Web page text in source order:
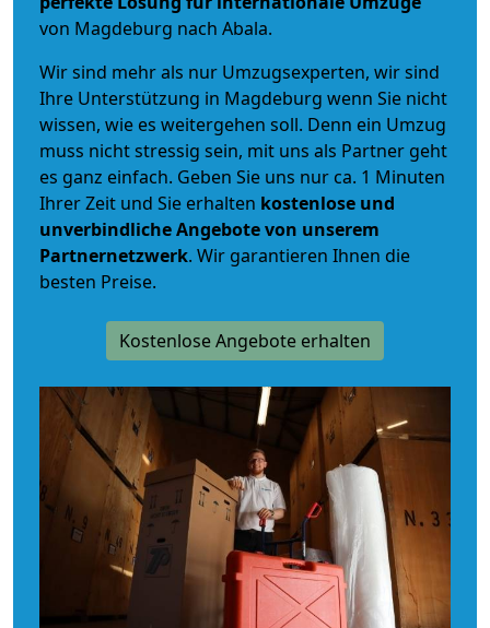
von Magdeburg nach Abala.
Wir sind mehr als nur Umzugsexperten, wir sind
Ihre Unterstützung in Magdeburg wenn Sie nicht
wissen, wie es weitergehen soll. Denn ein Umzug
muss nicht stressig sein, mit uns als Partner geht
es ganz einfach. Geben Sie uns nur ca. 1 Minuten
Ihrer Zeit und Sie erhalten kostenlose und
unverbindlicheAngebote von unserem
Partnernetzwerk. Wir garantieren Ihnen die
besten Preise.
Kostenlose Angebote erhalten